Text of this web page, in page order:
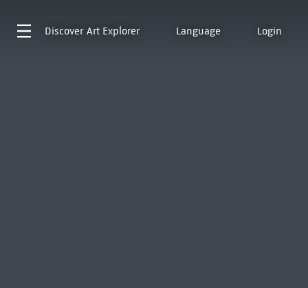
Discover Art Explorer Language Login